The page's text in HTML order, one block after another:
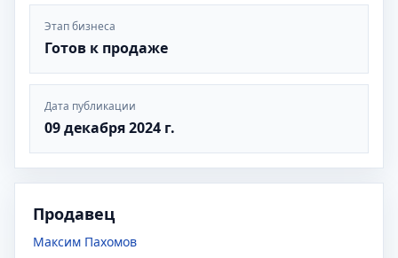
Этап бизнеса
Готов к продаже
Дата публикации
09 декабря 2024 г.
Продавец
Максим Пахомов